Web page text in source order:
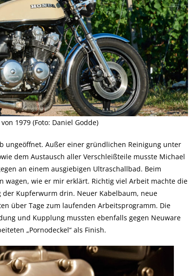
1979 (Foto: Daniel Godde)
ungeöffnet. Außer einer gründlichen Reinigung unter
dem Austausch aller Verschleißteile musste Michael
an einem ausgiebigen Ultraschallbad. Beim
wagen, wie er mir erklärt. Richtig viel Arbeit machte die
Kupferwurm drin. Neuer Kabelbaum, neue
über Tage zum laufenden Arbeitsprogramm. Die
und Kupplung mussten ebenfalls gegen Neuware
„Pornodeckel“ als Finish.